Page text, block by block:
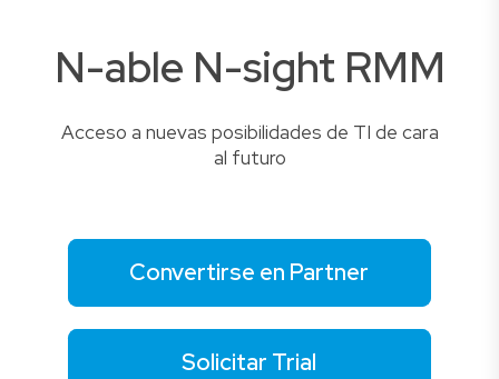
N-able N-sight RMM
Acceso a nuevas posibilidades de TI de cara
al futuro
Convertirse en Partner
Solicitar Trial